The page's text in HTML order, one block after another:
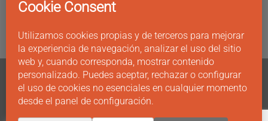
Este Sector Sur Sector Tubo Seguridad
Fuertes Álvaro Vernich